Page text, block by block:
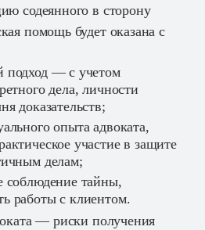
содеянного в сторону
помощь будет оказана с
подход — с учетом
дела, личности
доказательств;
опыта адвоката,
участие в защите
делам;
соблюдение тайны,
работы с клиентом.
— риски получения